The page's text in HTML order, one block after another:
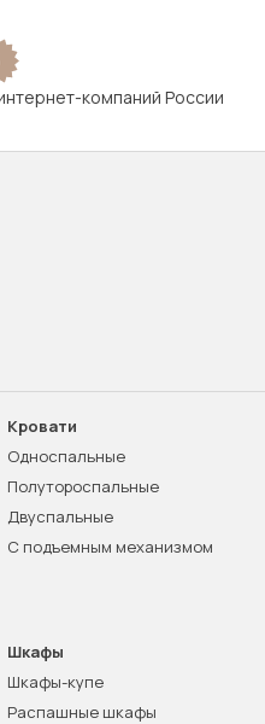
компаний России
Кровати
Односпальные
Полутороспальные
Двуспальные
С подъемным механизмом
Шкафы
Шкафы-купе
Распашные шкафы